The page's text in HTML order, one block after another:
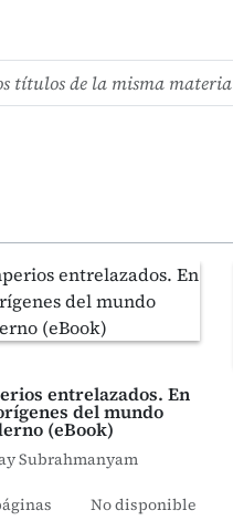
títulos de la misma materia
entrelazados. En
del mundo
(eBook)
Subrahmanyam
No disponible